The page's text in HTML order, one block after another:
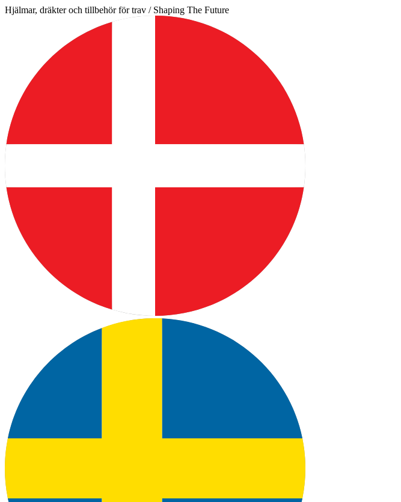
Hoppa
Hjälmar, dräkter och tillbehör för trav / Shaping The Future